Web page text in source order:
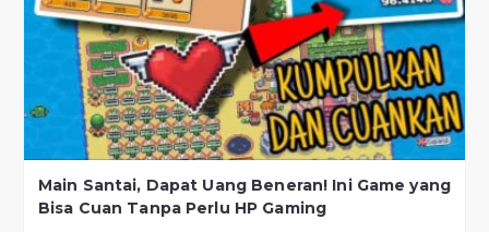
Main Santai, Dapat Uang Beneran! Ini Game yang
Bisa Cuan Tanpa Perlu HP Gaming